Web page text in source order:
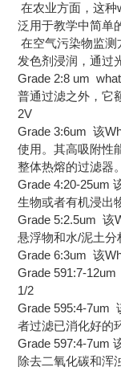
在农业方面，这
泛用于教学中简单
在空气污染物监
发色剂浸润，通过
Grade 2:8 um
普通过滤之外，它
2V
Grade 3:6um 该
使用。其高吸附性
整体热熔的过滤器
Grade 4:20-25um
生物或者有机浸出
Grade 5:2.5um 该
悬浮物和水/泥土
Grade 6:3um 该
Grade 591:7-
1/2
Grade 595:4-7um
者过滤已消化好的
Grade 597:4-7um
除去二氧化碳和浑